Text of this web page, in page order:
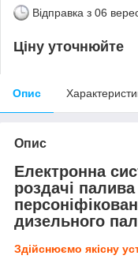
Відправка з 06
Ціну уточнюйте
Опис
Опис
Електронна
роздачі
дизельного
Здійснюємо якісну